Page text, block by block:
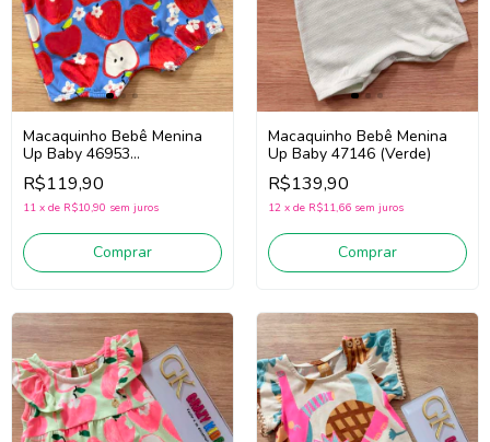
Macaquinho Bebê Menina
Up Baby 46953
(Vermelho/Azul)
R$119,90
11 x de R$10,90 sem juros
Comprar
Macaquinho Bebê Menina
Up Baby 47146 (Verde)
R$139,90
12 x de R$11,66 sem juros
Comprar